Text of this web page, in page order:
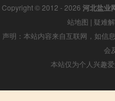
Copyright © 2012 - 2026 河北盐业
站地图 | 疑难
声明：本站内容来自互联网，如信
会
本站仅为个人兴趣